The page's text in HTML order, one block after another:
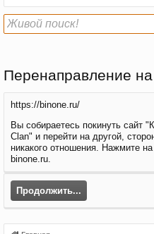
Перенаправление
https://binone.ru/
Вы собираетесь покинуть сайт
Clan" и перейти на другой,
никакого отношения. Нажмите
binone.ru.
Продолжить...